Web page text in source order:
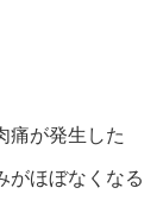
痛が発生した
がほぼなくなる